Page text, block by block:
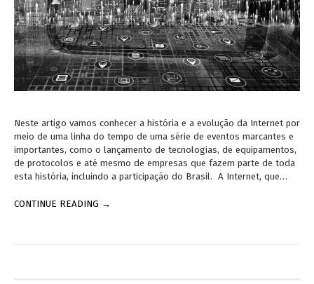
Neste artigo vamos conhecer a história e a evolução da Internet por
meio de uma linha do tempo de uma série de eventos marcantes e
importantes, como o lançamento de tecnologias, de equipamentos,
de protocolos e até mesmo de empresas que fazem parte de toda
esta história, incluindo a participação do Brasil. A Internet, que…
CONTINUE READING →